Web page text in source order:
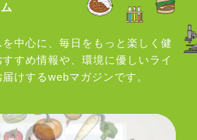
中心に、毎日をもっと楽しく健
すめ情報や、環境に優しいライ
けするwebマガジンです。